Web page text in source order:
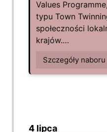
Values
typu Town
społeczności
krajów.…
Szczegóły
4 lipca